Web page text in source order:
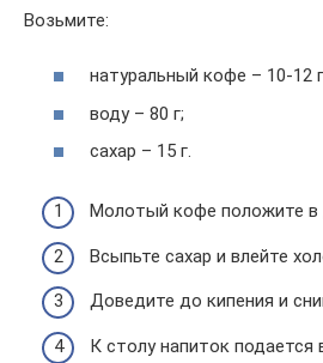
Возьмите:
натуральный кофе – 10-12
воду – 80 г;
сахар – 15 г.
Молотый кофе положите в
Всыпьте сахар и влейте
Доведите до кипения и
К столу напиток подается